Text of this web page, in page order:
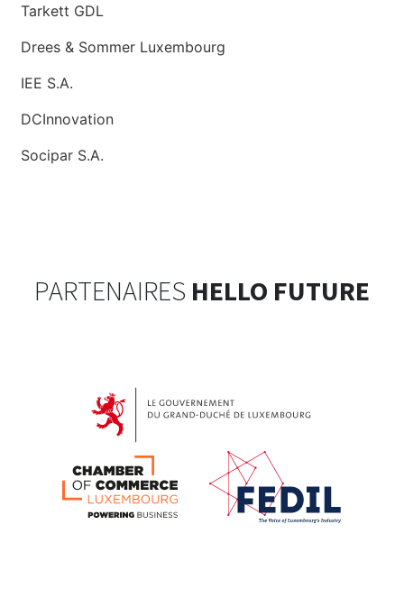
Tarkett GDL
Drees & Sommer Luxembourg
IEE S.A.
DCInnovation
Socipar S.A.
PARTENAIRES HELLO FUTURE